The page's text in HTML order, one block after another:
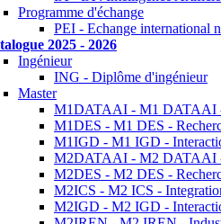
Programme d'échange
PEI - Echange international
2025 - 2026
Ingénieur
ING - Diplôme d'ingénieur
Master
M1DATAAI - M1 DATAAI
M1DES - M1 DES -
M1IGD - M1 IGD -
M2DATAAI - M2 DATAAI
M2DES - M2 DES -
M2ICS - M2 ICS -
M2IGD - M2 IGD -